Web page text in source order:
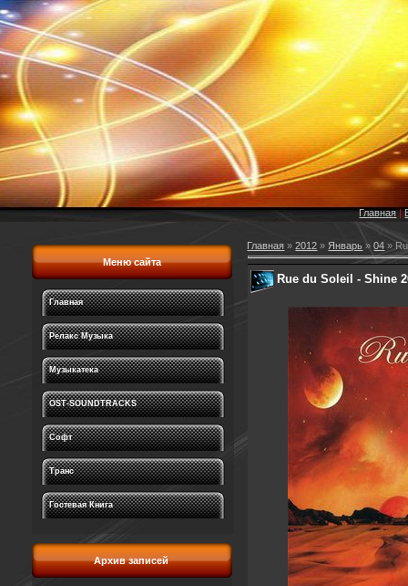
Главная|
Меню сайта
Главная
Релакс Музыка
Музыкатека
OST-SOUNDTRACKS
Софт
Транс
Гостевая Книга
Архив записей
Главная »2012 » Январь » 04 »
Rue du Soleil - Shine